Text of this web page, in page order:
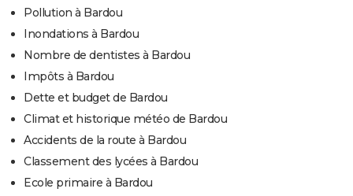
Pollution à Bardou
Inondations à Bardou
Nombre de dentistes à Bardou
Impôts à Bardou
Dette et budget de Bardou
Climat et historique météo de Bardou
Accidents de la route à Bardou
Classement des lycées à Bardou
Ecole primaire à Bardou